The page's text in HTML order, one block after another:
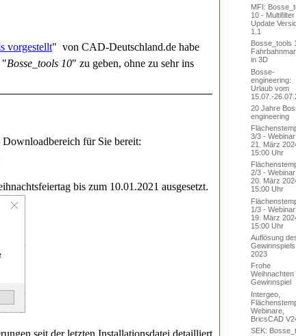
vorgestellt" von CAD-Deutschland.de habe
"Bosse_tools 10" zu geben, ohne zu sehr ins
Downloadbereich für Sie bereit:
bis zum 10.01.2021 ausgesetzt.
seit der letzten Installationsdatei detailliert
MFI:
10 - Multifilter
Update
1.1
Bosse_tools
in 3D
Bosse-
engineering:
Urlaub vom
15.07.-
20 Jahre
engineering
3/3 -
21. März
15:00 Uhr
2/3 -
20. März
15:00 Uhr
1/3 -
19. März
15:00 Uhr
Auflösung
Gewinnspiels
2023
Frohe
Weihnachten
Gewinnspiel
Intergeo,
Webinare,
BricsCAD
SEK: